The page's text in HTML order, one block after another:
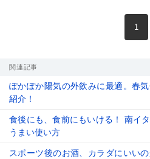
1
関連記事
ぽかぽか陽気の外飲みに最適。春
紹介！
食後にも、食前にもいける！ 南イ
うまい使い方
スポーツ後のお酒、カラダにいい